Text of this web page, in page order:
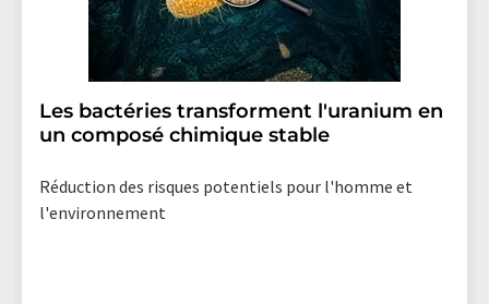
Les bactéries transforment l'uranium en
un composé chimique stable
Réduction des risques potentiels pour l'homme et
l'environnement